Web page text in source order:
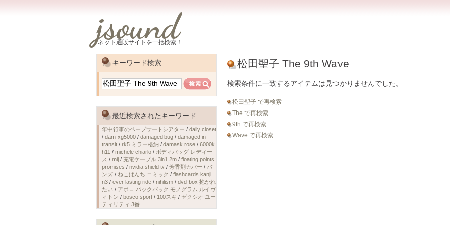
jsound
ネット通販サイトを一括検索！
松田聖子 The 9th Wave
検索条件に一致するアイテムは見つかりませんでした。
松田聖子 で再検索
The で再検索
9th で再検索
Wave で再検索
キーワード検索
最近検索されたキーワード
年中行事のペープサートシアター / daily closet
/ dam-xg5000 / damaged bug / damaged in
transit / rk5 ミラー格納 / damask rose / 6000k
h11 / michele chiarlo / ボディバッグ レディー
ス / mij / 充電ケーブル 3in1 2m / floating points
promises / nvidia shield tv / 芳香剤カバー / バ
ンズ / ねこぱんち コミック / flashcards kanji
n3 / ever lasting ride / nihilism / dvd-box 抱かれ
たい / アポロ バックパック モノグラム ルイヴ
ィトン / bosco sport / 100スキ / ゼクシオ ユー
ティリティ 3番